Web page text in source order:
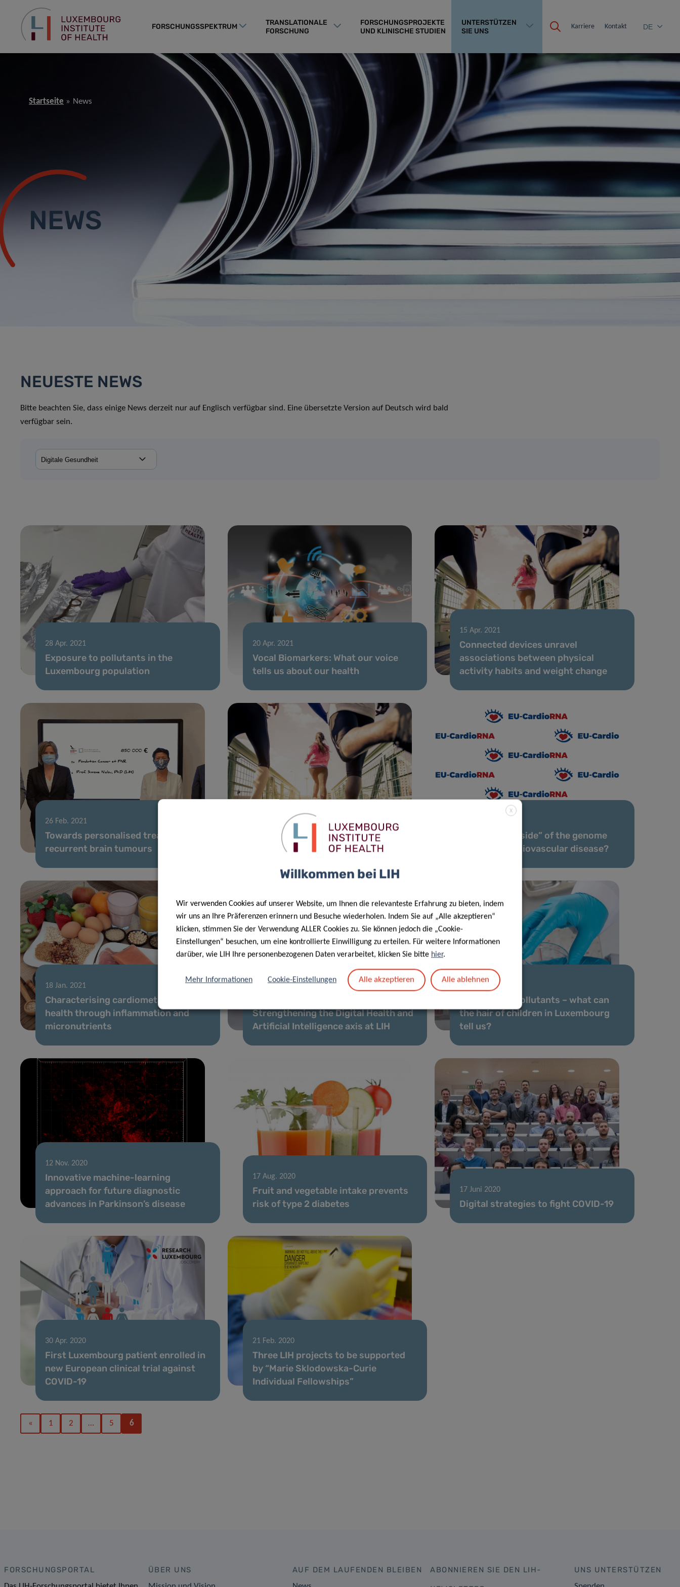
FORSCHUNGSSPEKTRUM
TRANSLATIONALE
FORSCHUNG
FORSCHUNGSPROJEKTE
UND KLINISCHE STUDIEN
UNTERSTÜTZEN
SIE UNS
Karriere Kontakt DE
Startseite News
NEWS
NEUESTE NEWS
Bitte beachten Sie, dass einige News derzeit nur auf Englisch verfügbar sind. Eine übersetzte Version auf Deutsch wird bald
verfügbar sein.
28 Apr. 2021
Exposure to pollutants in the
Luxembourg population
20 Apr. 2021
Vocal Biomarkers: What our voice
tells us about our health
15 Apr. 2021
Connected devices unravel
associations between physical
activity habits and weight change
26 Feb. 2021
Towards personalised treatment of
recurrent brain tumours
03 Feb. 2021
Physical activity in Luxembourg: how
active are we?
Can the “dark side” of the genome
help fight cardiovascular disease?
18 Jan. 2021
Characterising cardiometabolic
health through inflammation and
micronutrients
Strengthening the Digital Health and
Artificial Intelligence axis at LIH
18 Nov. 2020
Exposure to pollutants – what can
the hair of children in Luxembourg
tell us?
12 Nov. 2020
Innovative machine-learning
approach for future diagnostic
advances in Parkinson’s disease
17 Aug. 2020
Fruit and vegetable intake prevents
risk of type 2 diabetes
17 Juni 2020
Digital strategies to fight COVID-19
30 Apr. 2020
First Luxembourg patient enrolled in
new European clinical trial against
COVID-19
21 Feb. 2020
Three LIH projects to be supported
by “Marie Sklodowska-Curie
Individual Fellowships”
« 1 2 … 5 6
FORSCHUNGSPORTAL ÜBER UNS AUF DEM LAUFENDEN BLEIBEN ABONNIEREN SIE DEN LIH- UNS UNTERSTÜTZEN
X
Willkommen bei LIH
Wir verwenden Cookies auf unserer Website, um Ihnen die relevanteste Erfahrung zu bieten, indem
wir uns an Ihre Präferenzen erinnern und Besuche wiederholen. Indem Sie auf „Alle akzeptieren“
klicken, stimmen Sie der Verwendung ALLER Cookies zu. Sie können jedoch die „Cookie-
Einstellungen“ besuchen, um eine kontrollierte Einwilligung zu erteilen. Für weitere Informationen
darüber, wie LIH Ihre personenbezogenen Daten verarbeitet, klicken Sie bitte hier.
Mehr Informationen Cookie-Einstellungen Alle akzeptieren Alle ablehnen